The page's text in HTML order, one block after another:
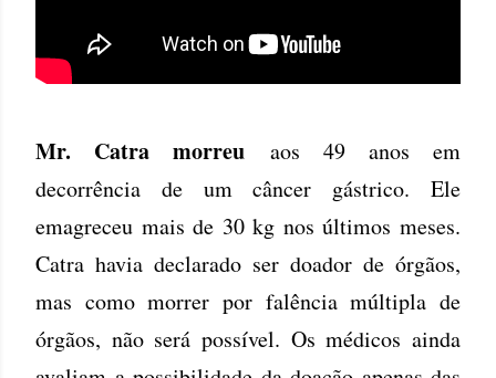
Mr. Catra morreu aos 49 anos em
decorrência de um câncer gástrico. Ele
emagreceu mais de 30 kg nos últimos meses.
Catra havia declarado ser doador de órgãos,
mas como morrer por falência múltipla de
órgãos, não será possível. Os médicos ainda